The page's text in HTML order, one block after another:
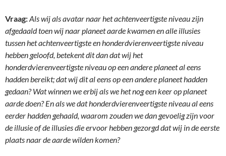
Vraag:Als wij als avatar naar het achtenveertigste niveau zijn
afgedaald toen wij naar planeet aarde kwamen en alle illusies
tussen het achtenveertigste en honderdvierenveertigste niveau
hebben geloofd, betekent dit dan dat wij het
honderdvierenveertigste niveau op een andere planeetal eens
hadden bereikt; dat wij dit al eens op een andere planeet hadden
gedaan? Wat winnen we erbij als we het nog een keer op planeet
aarde doen? En als we dat honderdvierenveertigste niveau al eens
eerder hadden gehaald, waarom zouden we dan gevoelig zijn voor
de illusie of de illusies die ervoor hebben gezorgd dat wij in de eerste
plaats naar de aarde wilden komen?